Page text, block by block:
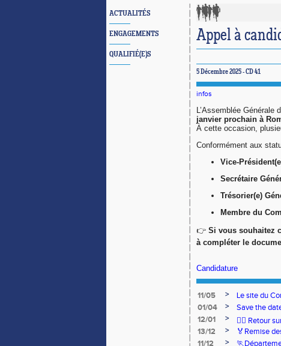
ACTUALITÉS
ENGAGEMENTS
QUALIFIÉ(E)S
Appel à
5 Décembre 2025 - CD 41
infos
L’Assemblée Générale
janvier prochain à
À cette occasion,
Conformément aux
Vice-
Secrétaire
Trésorier(e)
Membre du
👉 Si vous souhaitez
à compléter le
Candidature
11/05 >
Le site du
01/04
>
Save the
12/01
>
🏃‍♂️ Retour
13/12
>
🏅Remise
11/12
>